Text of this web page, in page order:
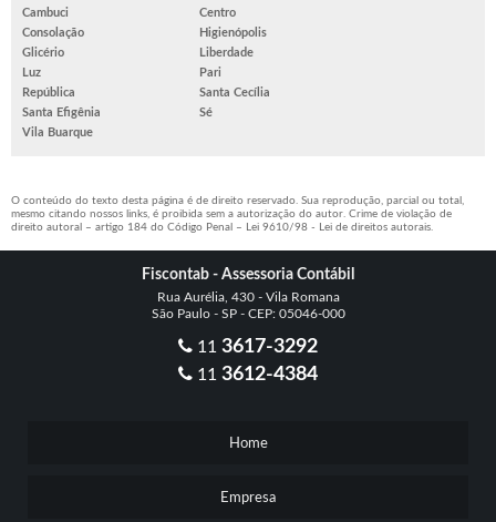
Cambuci
Centro
Consolação
Higienópolis
Glicério
Liberdade
Luz
Pari
República
Santa Cecília
Santa Efigênia
Sé
Vila Buarque
O conteúdo do texto desta página é de direito reservado. Sua reprodução, parcial ou total,
mesmo citando nossos links, é proibida sem a autorização do autor. Crime de violação de
direito autoral – artigo 184 do Código Penal – Lei 9610/98 - Lei de direitos autorais.
Fiscontab - Assessoria Contábil
Rua Aurélia, 430 - Vila Romana
São Paulo - SP - CEP: 05046-000
11 3617-3292
11 3612-4384
Home
Empresa